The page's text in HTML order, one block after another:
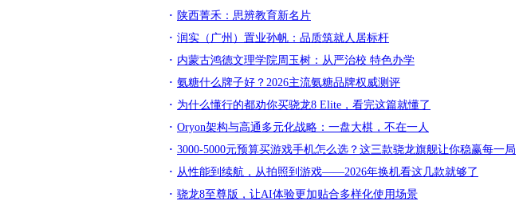
陕西菁禾：思辨教育新名片
润实（广州）置业孙帆：品质筑就人居标杆
内蒙古鸿德文理学院周玉树：从严治校 特色办学
氨糖什么牌子好？2026主流氨糖品牌权威测评
为什么懂行的都劝你买骁龙8 Elite，看完这篇就懂了
Oryon架构与高通多元化战略：一盘大棋，不在一人
3000-5000元预算买游戏手机怎么选？这三款骁龙旗舰让你稳赢每一局
从性能到续航，从拍照到游戏——2026年换机看这几款就够了
骁龙8至尊版，让AI体验更加贴合多样化使用场景